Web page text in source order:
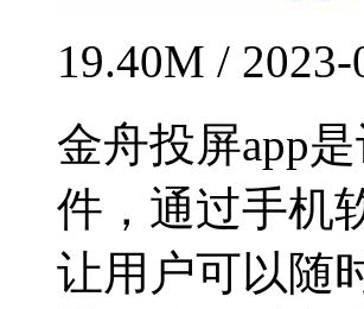
19.40M /
金舟投屏app
件，通过手机
让用户可以随